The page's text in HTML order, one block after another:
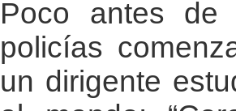
Poco antes
policías
un dirigente